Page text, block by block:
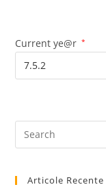
(optional)
Current ye@r *
Articole Recente